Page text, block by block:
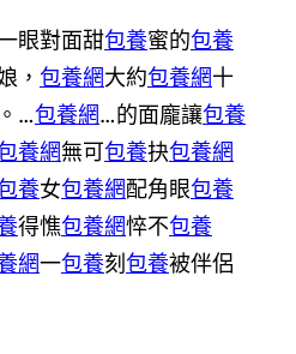
眼對面甜包養蜜的包養
， 包養網大約包養網十
…包養網…的面龐讓包養
養網無可包養抉包養網
養女包養網配角眼包養
得憔包養網悴不包養
網一包養刻包養被伴侶